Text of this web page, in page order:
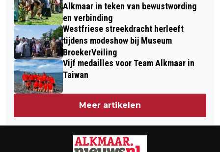
Alkmaar in teken van bewustwording
en verbinding
Westfriese streekdracht herleeft
tijdens modeshow bij Museum
BroekerVeiling
Vijf medailles voor Team Alkmaar in
Taiwan
Meer artikelen